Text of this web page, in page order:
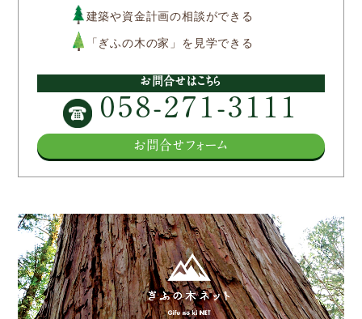
建築や資金計画の相談ができる
「ぎふの木の家」を見学できる
お問合せはこちら
058-271-3111
お問合せフォーム